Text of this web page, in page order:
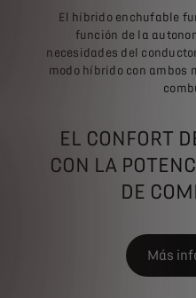
El híbrido enchufable
función de la
necesidades del
modo híbrido con ambos
EL CONFORT
CON LA
DE
Más